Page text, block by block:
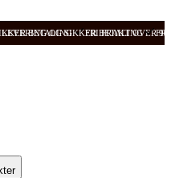
BETALING FRI FRAKT OVER
LEVERING OG SIKKER BETALING